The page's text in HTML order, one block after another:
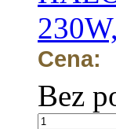
Cena:
Bez